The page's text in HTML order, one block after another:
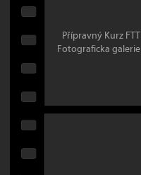
Přípravný Kurz FTT
Fotograficka galerie